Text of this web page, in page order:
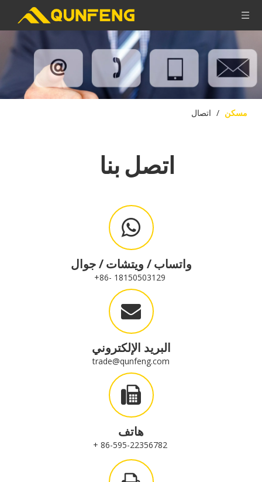
مسكن / اتصال
اتصل بنا
واتساب / ويتشات / جوال
البريد الإلكتروني
trade@qunfeng.com
هاتف